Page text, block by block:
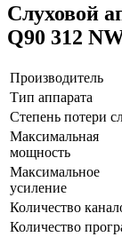
Слуховой
Q90 312
Производитель
Тип аппарата
Степень потери
Максимальная
мощность
Максимальное
усиление
Количество
Количество